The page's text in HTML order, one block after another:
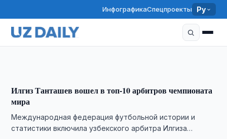
ИнфографикаСпецпроекты Ру
Гол Шомуродова вошел в тройку лучших на
ЧМ-2026
Илгиз Танташев вошел в топ-10 арбитров чемпионата
мира
Международная федерация футбольной истории и
статистики включила узбекского арбитра Илгиза